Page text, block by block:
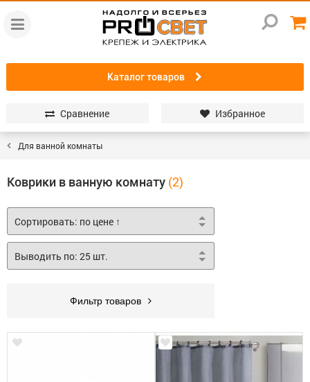
Каталог товаров
Сравнение Избранное
Для ванной комнаты
Коврики в ванную комнату
Фильтр товаров